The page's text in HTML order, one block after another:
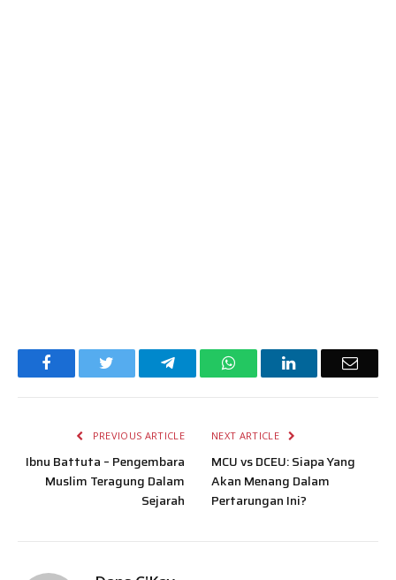
Facebook TelegramWhatsAppLinkedIn Email
PREVIOUS ARTICLE
Ibnu Battuta – Pengembara
Muslim Teragung Dalam
Sejarah
NEXT ARTICLE
MCU vs DCEU: Siapa Yang
Akan Menang Dalam
Pertarungan Ini?